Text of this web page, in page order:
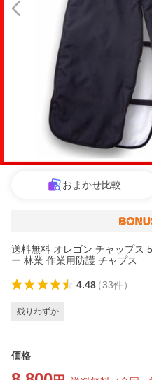
おまかせ比較
送料無料 オレゴン チャップス
ー 林業 作業用防護 チャプス
4.48（33件）
残りわずか
価格